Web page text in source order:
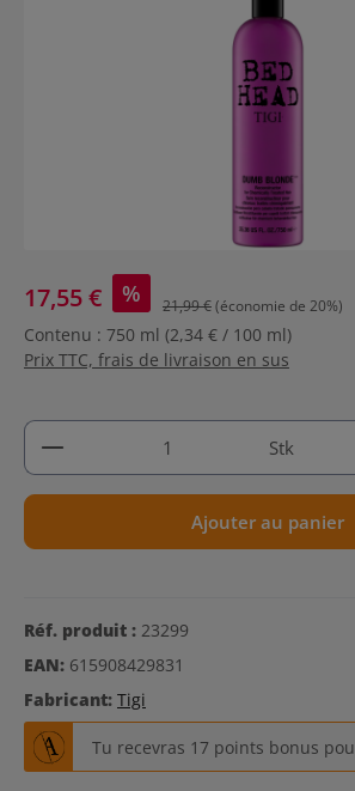
17,55 € % 21,99 €(économie de 20%)
Contenu : 750 ml (2,34 € / 100 ml)
Prix TTC, frais de livraison en sus
Quantité de produit : Entrez la
Stk
Ajouter au panier
Réf. produit : 23299
EAN: 615908429831
Fabricant: Tigi
Tu recevras 17 points bonus